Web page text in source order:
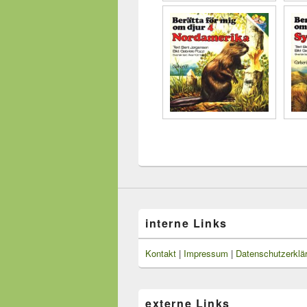
interne Links
Kontakt | Impressum |
externe Links